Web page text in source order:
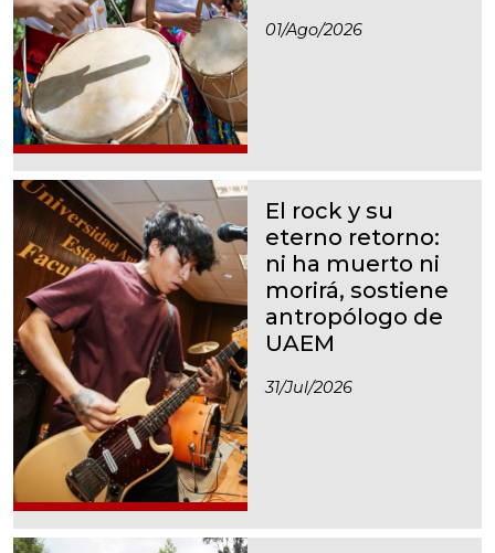
01/ago/2026
El rock y su
eterno retorno:
ni ha muerto ni
morirá, sostiene
antropólogo de
UAEM
31/jul/2026